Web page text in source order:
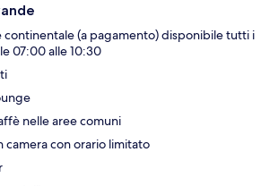
continentale (a pagamento) disponibile tutti i
07:00 alle 10:30
nelle aree comuni
camera con orario limitato